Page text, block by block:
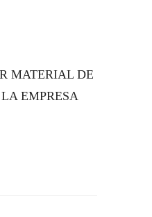
MATERIAL DE
EMPRESA